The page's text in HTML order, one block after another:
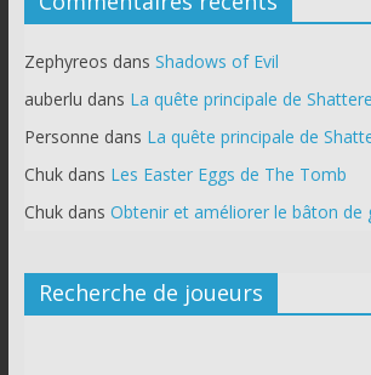
Zephyreos dans Shadows of Evil
auberlu dans La quête principale de
Personne dans La quête principale de
Chukdans Les Easter Eggs de The Tomb
Chukdans Obtenir et améliorer le bâton de
Recherche de joueurs